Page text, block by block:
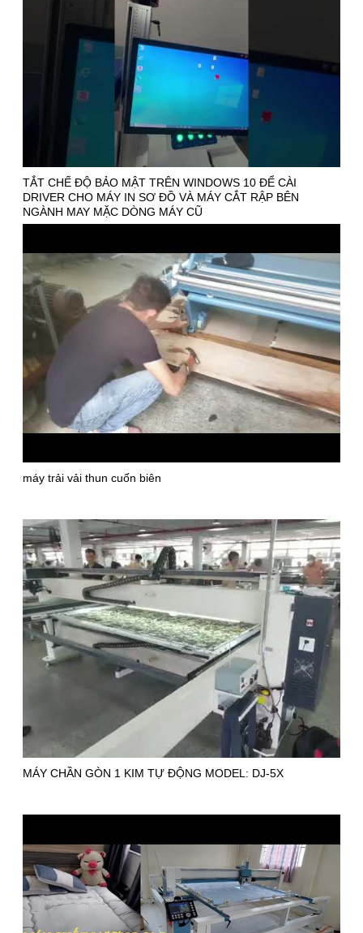
TẮT CHẾ ĐỘ BẢO MẬT TRÊN WINDOWS 10 ĐỂ CÀI
DRIVER CHO MÁY IN SƠ ĐỒ VÀ MÁY CẮT RẬP BÊN
NGÀNH MAY MẶC DÒNG MÁY CŨ
máy trải vải thun cuốn biên
MÁY CHẦN GÒN 1 KIM TỰ ĐỘNG MODEL: DJ-5X